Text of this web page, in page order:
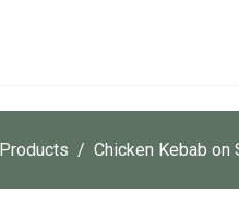
Chicken Kebab on